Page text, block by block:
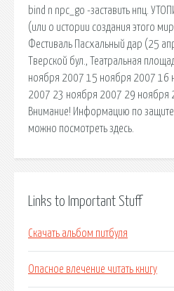
bind n npc_go -заставить нпц.
(или о истории создания этого
Фестиваль Пасхальный дар (25
Тверской бул., Театральная
ноября 2007 15 ноября 2007 16
2007 23 ноября 2007 29 ноября
Внимание! Информацию по
можно посмотреть здесь.
Links to Important Stuff
Скачать альбом питбуля
Опасное влечение читать книгу